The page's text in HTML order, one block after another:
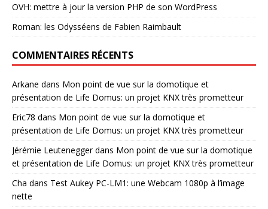
OVH: mettre à jour la version PHP de son WordPress
Roman: les Odysséens de Fabien Raimbault
COMMENTAIRES RÉCENTS
Arkane dans Mon point de vue sur la domotique et
présentation de Life Domus: un projet KNX très prometteur
Eric78 dans Mon point de vue sur la domotique et
présentation de Life Domus: un projet KNX très prometteur
Jérémie Leuteneggerdans Mon point de vue sur la domotique
et présentation de Life Domus: un projet KNX très prometteur
Cha dans Test Aukey PC-LM1: une Webcam 1080p à l’image
nette